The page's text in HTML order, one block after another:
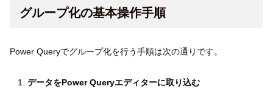
グループ化の基本操作手順
Power Queryでグループ化を行う手順は次の通りです。
データをPower Queryエディターに取り込む